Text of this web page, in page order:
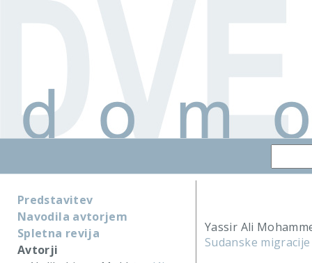
Predstavitev
Navodila avtorjem
Spletna revija
Avtorji
Yassir Ali
Sudanske